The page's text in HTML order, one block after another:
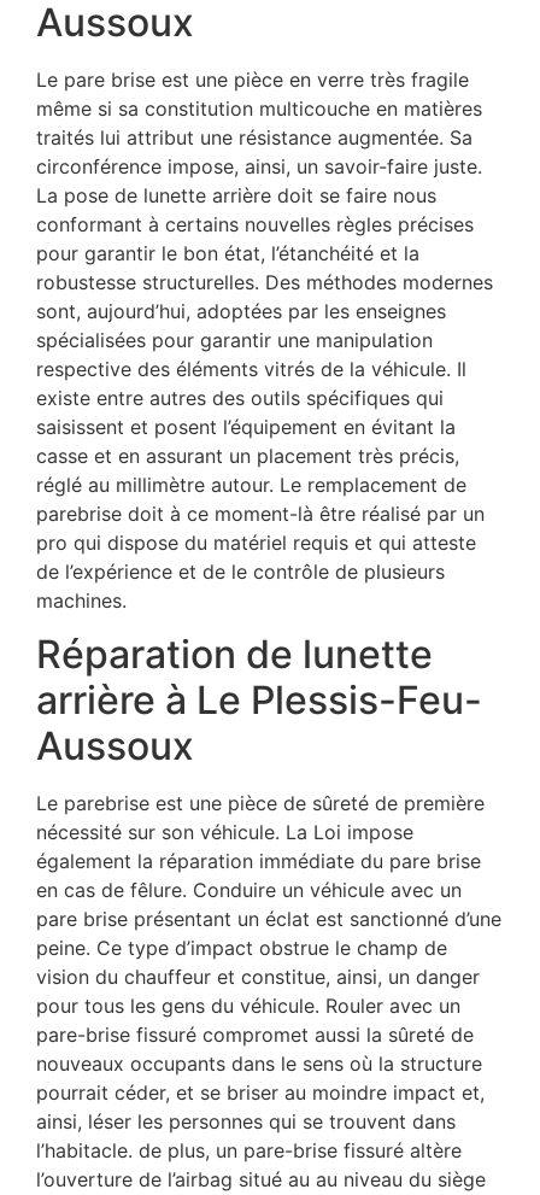
Aussoux
Le pare brise est une pièce en verre très fragile
même si sa constitution multicouche en matières
traités lui attribut une résistance augmentée. Sa
circonférence impose, ainsi, un savoir-faire juste.
La pose de lunette arrière doit se faire nous
conformant à certains nouvelles règles précises
pour garantir le bon état, l’étanchéité et la
robustesse structurelles. Des méthodes modernes
sont, aujourd’hui, adoptées par les enseignes
spécialisées pour garantir une manipulation
respective des éléments vitrés de la véhicule. Il
existe entre autres des outils spécifiques qui
saisissent et posent l’équipement en évitant la
casse et en assurant un placement très précis,
réglé au millimètre autour. Le remplacement de
parebrise doit à ce moment-là être réalisé par un
pro qui dispose du matériel requis et qui atteste
de l’expérience et de le contrôle de plusieurs
machines.
Réparation de lunette
arrière à Le Plessis-Feu-
Aussoux
Le parebrise est une pièce de sûreté de première
nécessité sur son véhicule. La Loi impose
également la réparation immédiate du pare brise
en cas de fêlure. Conduire un véhicule avec un
pare brise présentant un éclat est sanctionné d’une
peine. Ce type d’impact obstrue le champ de
vision du chauffeur et constitue, ainsi, un danger
pour tous les gens du véhicule. Rouler avec un
pare-brise fissuré compromet aussi la sûreté de
nouveaux occupants dans le sens où la structure
pourrait céder, et se briser au moindre impact et,
ainsi, léser les personnes qui se trouvent dans
l’habitacle. de plus, un pare-brise fissuré altère
l’ouverture de l’airbag situé au au niveau du siège